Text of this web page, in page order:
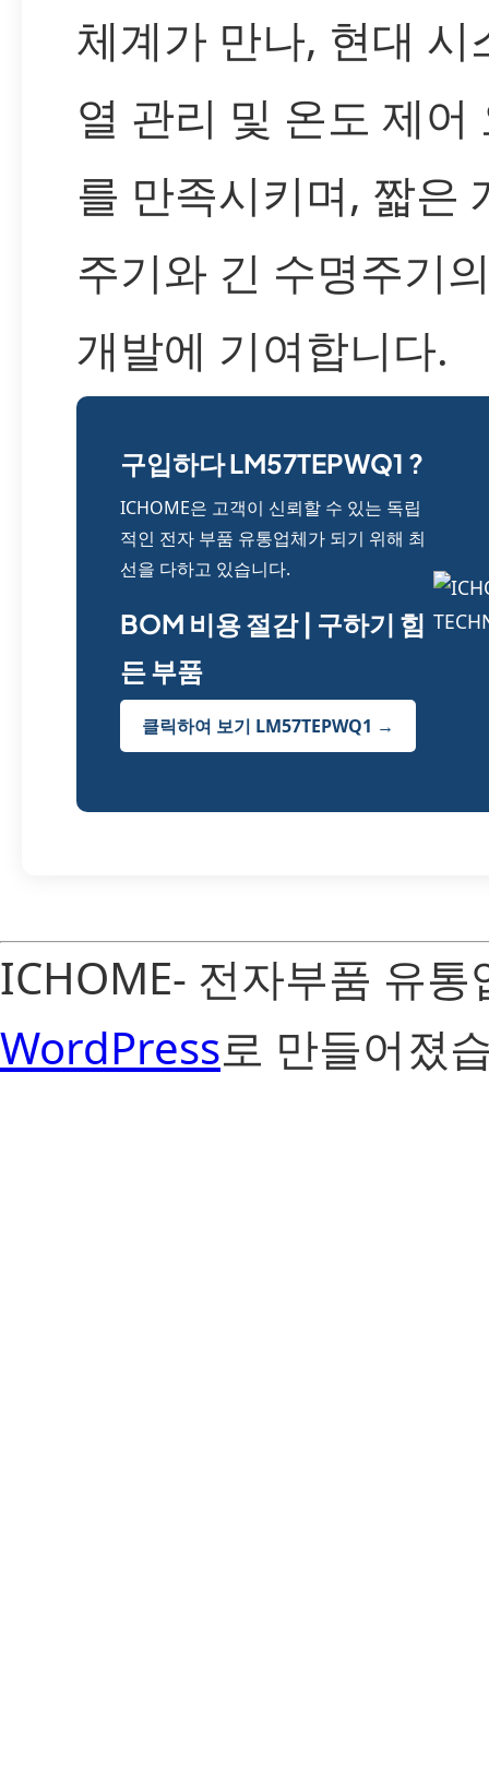
체계가 만나, 현대 시
열 관리 및 온도 제어
를 만족시키며, 짧은
주기와 긴 수명주기
개발에 기여합니다.
구입하다 LM57TEPWQ1 ?
ICHOME은 고객이 신뢰할 수 있는 독립
적인 전자 부품 유통업체가 되기 위해 최
선을 다하고 있습니다.
BOM 비용 절감 | 구하기 힘
든 부품
클릭하여 보기 LM57TEPWQ1 →
ICHOME- 전자부품 유
WordPress로 만들어졌